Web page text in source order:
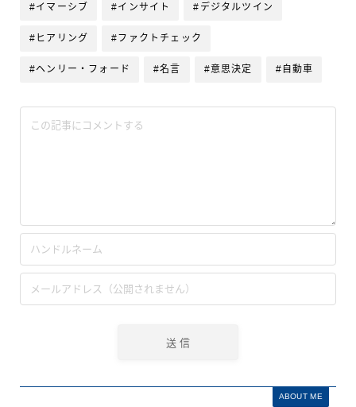
#イマーシブ #インサイト #デジタルツイン
#ヒアリング #ファクトチェック
#ヘンリー・フォード #名言 #意思決定 #自動車
ABOUT ME